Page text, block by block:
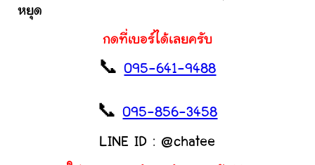
หยุด
กดที่เบอร์ได้เลยครับ
📞095-641-9488
📞095-856-3458
LINE ID : @chatee